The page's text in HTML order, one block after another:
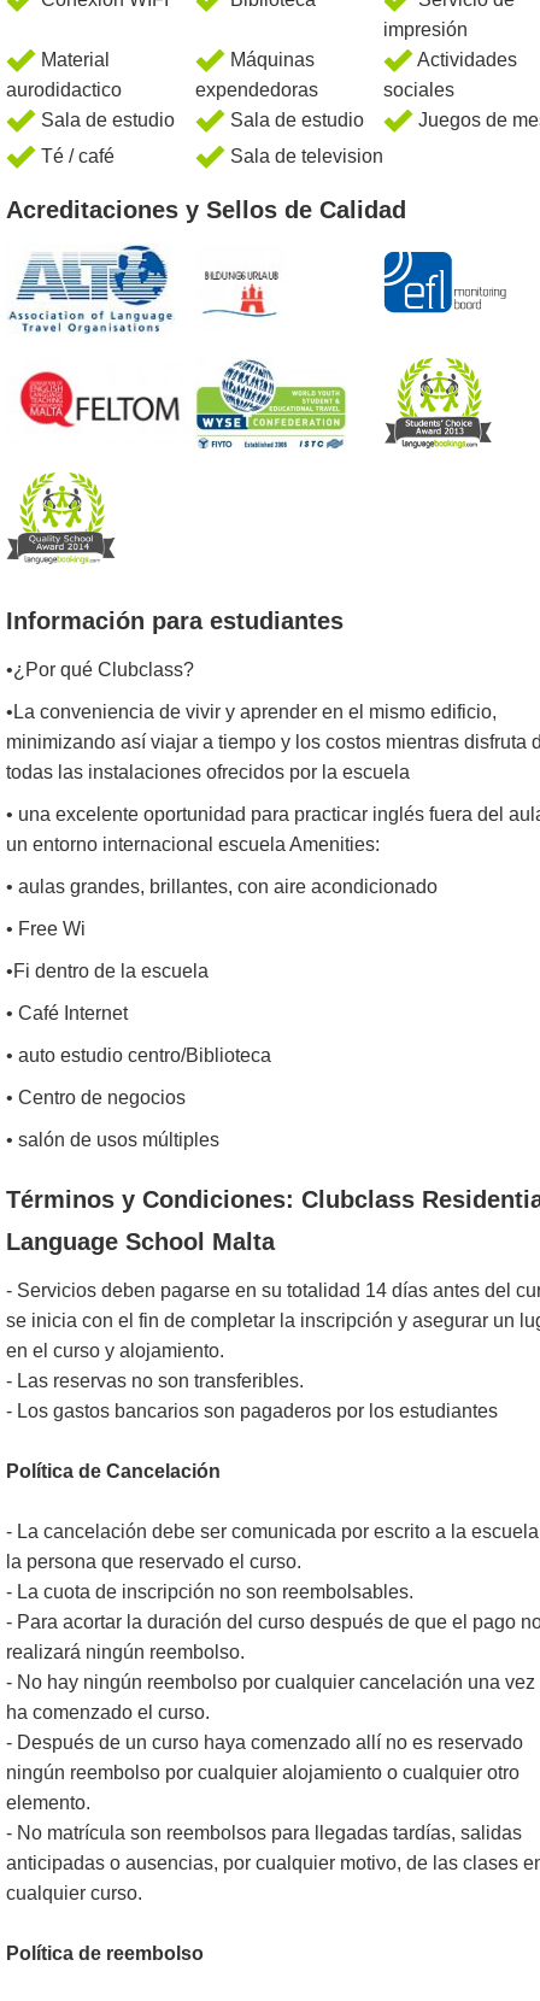
impresión
Material
aurodidactico
Máquinas
expendedoras
Actividades
sociales
Sala de estudio
Sala de estudio
Juegos de
Té / café
Sala de television
Acreditaciones y Sellos de Calidad
Información para estudiantes
•¿Por qué Clubclass?
•La conveniencia de vivir y aprender en el mismo edificio,
minimizando así viajar a tiempo y los costos mientras disfruta
todas las instalaciones ofrecidos por la escuela
• una excelente oportunidad para practicar inglés fuera del
un entorno internacional escuela Amenities:
• aulas grandes, brillantes, con aire acondicionado
• Free Wi
•Fi dentro de la escuela
• Café Internet
• auto estudio centro/Biblioteca
• Centro de negocios
• salón de usos múltiples
Términos y Condiciones: Clubclass
Language School Malta
- Servicios deben pagarse en su totalidad 14 días antes del
se inicia con el fin de completar la inscripción y asegurar un
en el curso y alojamiento.
- Las reservas no son transferibles.
- Los gastos bancarios son pagaderos por los estudiantes
Política de Cancelación
- La cancelación debe ser comunicada por escrito a la
la persona que reservado el curso.
- La cuota de inscripción no son reembolsables.
- Para acortar la duración del curso después de que el pago
realizará ningún reembolso.
- No hay ningún reembolso por cualquier cancelación una vez
ha comenzado el curso.
- Después de un curso haya comenzado allí no es reservado
ningún reembolso por cualquier alojamiento o cualquier otro
elemento.
- No matrícula son reembolsos para llegadas tardías, salidas
anticipadas o ausencias, por cualquier motivo, de las clases
cualquier curso.
Política de reembolso